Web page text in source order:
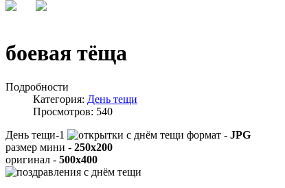
боевая тёща
Подробности
Категория: День тещи
Просмотров: 540
День тещи-1
формат - JPG
размер мини - 250x200
оригинал - 500x400